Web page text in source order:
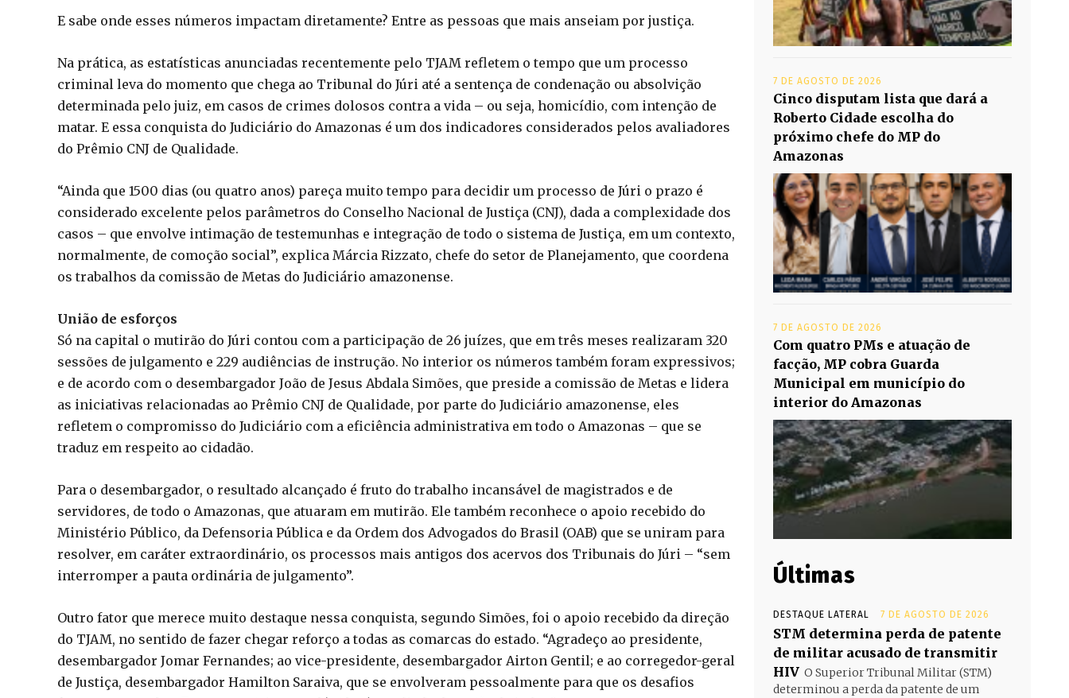
E sabe onde esses números impactam diretamente? Entre as pessoas que mais anseiam por justiça.
Na prática, as estatísticas anunciadas recentemente pelo TJAM refletem o tempo que um processo
criminal leva do momento que chega ao Tribunal do Júri até a sentença de condenação ou absolvição
determinada pelo juiz, em casos de crimes dolosos contra a vida – ou seja, homicídio, com intenção de
matar. E essa conquista do Judiciário do Amazonas é um dos indicadores considerados pelos avaliadores
do Prêmio CNJ de Qualidade.
“Ainda que 1500 dias (ou quatro anos) pareça muito tempo para decidir um processo de Júri o prazo é
considerado excelente pelos parâmetros do Conselho Nacional de Justiça (CNJ), dada a complexidade dos
casos – que envolve intimação de testemunhas e integração de todo o sistema de Justiça, em um contexto,
normalmente, de comoção social”, explica Márcia Rizzato, chefe do setor de Planejamento, que coordena
os trabalhos da comissão de Metas do Judiciário amazonense.
União de esforços
Só na capital o mutirão do Júri contou com a participação de 26 juízes, que em três meses realizaram 320
sessões de julgamento e 229 audiências de instrução. No interior os números também foram expressivos;
e de acordo com o desembargador João de Jesus Abdala Simões, que preside a comissão de Metas e lidera
as iniciativas relacionadas ao Prêmio CNJ de Qualidade, por parte do Judiciário amazonense, eles
refletem o compromisso do Judiciário com a eficiência administrativa em todo o Amazonas – que se
traduz em respeito ao cidadão.
Para o desembargador, o resultado alcançado é fruto do trabalho incansável de magistrados e de
servidores, de todo o Amazonas, que atuaram em mutirão. Ele também reconhece o apoio recebido do
Ministério Público, da Defensoria Pública e da Ordem dos Advogados do Brasil (OAB) que se uniram para
resolver, em caráter extraordinário, os processos mais antigos dos acervos dos Tribunais do Júri – “sem
interromper a pauta ordinária de julgamento”.
Outro fator que merece muito destaque nessa conquista, segundo Simões, foi o apoio recebido da direção
do TJAM, no sentido de fazer chegar reforço a todas as comarcas do estado. “Agradeço ao presidente,
desembargador Jomar Fernandes; ao vice-presidente, desembargador Airton Gentil; e ao corregedor-geral
de Justiça, desembargador Hamilton Saraiva, que se envolveram pessoalmente para que os desafios
7 DE AGOSTO DE 2026
Cinco disputam lista que dará a
Roberto Cidade escolha do
próximo chefe do MP do
Amazonas
7 DE AGOSTO DE 2026
Com quatro PMs e atuação de
facção, MP cobra Guarda
Municipal em município do
interior do Amazonas
Últimas
DESTAQUE LATERAL 7 DE AGOSTO DE 2026
STM determina perda de patente
de militar acusado de transmitir
HIV O Superior Tribunal Militar (STM)
determinou a perda da patente de um